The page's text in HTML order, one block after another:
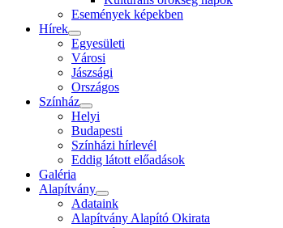
Események képekben
Hírek
Egyesületi
Városi
Jászsági
Országos
Színház
Helyi
Budapesti
Színházi hírlevél
Eddig látott előadások
Galéria
Alapítvány
Adataink
Alapítvány Alapító Okirata